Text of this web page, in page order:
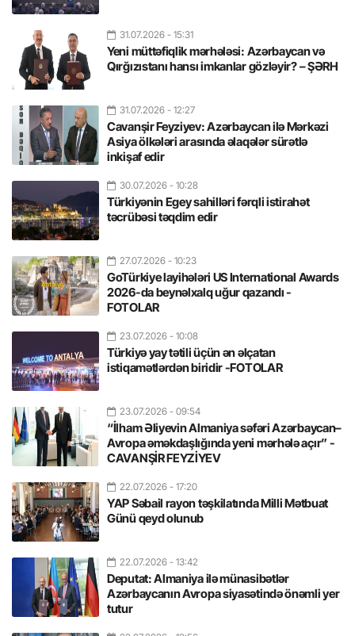
31.07.2026 - 15:31
Yeni müttəfiqlik mərhələsi: Azərbaycan və
Qırğızıstanı hansı imkanlar gözləyir? – ŞƏRH
31.07.2026 - 12:27
Cavanşir Feyziyev: Azərbaycan ilə Mərkəzi
Asiya ölkələri arasında əlaqələr sürətlə
inkişaf edir
30.07.2026 - 10:28
Türkiyənin Egey sahilləri fərqli istirahət
təcrübəsi təqdim edir
27.07.2026 - 10:23
GoTürkiye layihələri US International Awards
2026-da beynəlxalq uğur qazandı -
FOTOLAR
23.07.2026 - 10:08
Türkiyə yay tətili üçün ən əlçatan
istiqamətlərdən biridir -FOTOLAR
23.07.2026 - 09:54
“İlham Əliyevin Almaniya səfəri Azərbaycan–
Avropa əməkdaşlığında yeni mərhələ açır” -
CAVANŞİR FEYZİYEV
22.07.2026 - 17:20
YAP Səbail rayon təşkilatında Milli Mətbuat
Günü qeyd olunub
22.07.2026 - 13:42
Deputat: Almaniya ilə münasibətlər
Azərbaycanın Avropa siyasətində önəmli yer
tutur